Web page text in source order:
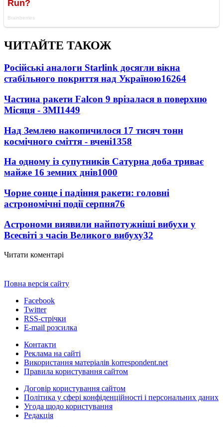
ЧИТАЙТЕ ТАКОЖ
Російські аналоги Starlink досягли вікна
стабільного покриття над Україною16264
Частина ракети Falcon 9 врізалася в поверхню
Місяця - ЗМІ1449
Над Землею накопичилося 17 тисяч тонн
космічного сміття - вчені1358
На одному із супутників Сатурна доба триває
майже 16 земних днів1000
Чорне сонце і падіння ракети: головні
астрономічні події серпня76
Астрономи виявили найпотужніші вибухи у
Всесвіті з часів Великого вибуху32
Читати коментарі
Повна версія сайту
Facebook
Twitter
RSS-стрічки
E-mail розсилка
Контакти
Реклама на сайті
Використання матеріалів korrespondent.net
Правила користування сайтом
Договір користування сайтом
Політика у сфері конфіденційності і персональних даних
Угода щодо користування
Редакція